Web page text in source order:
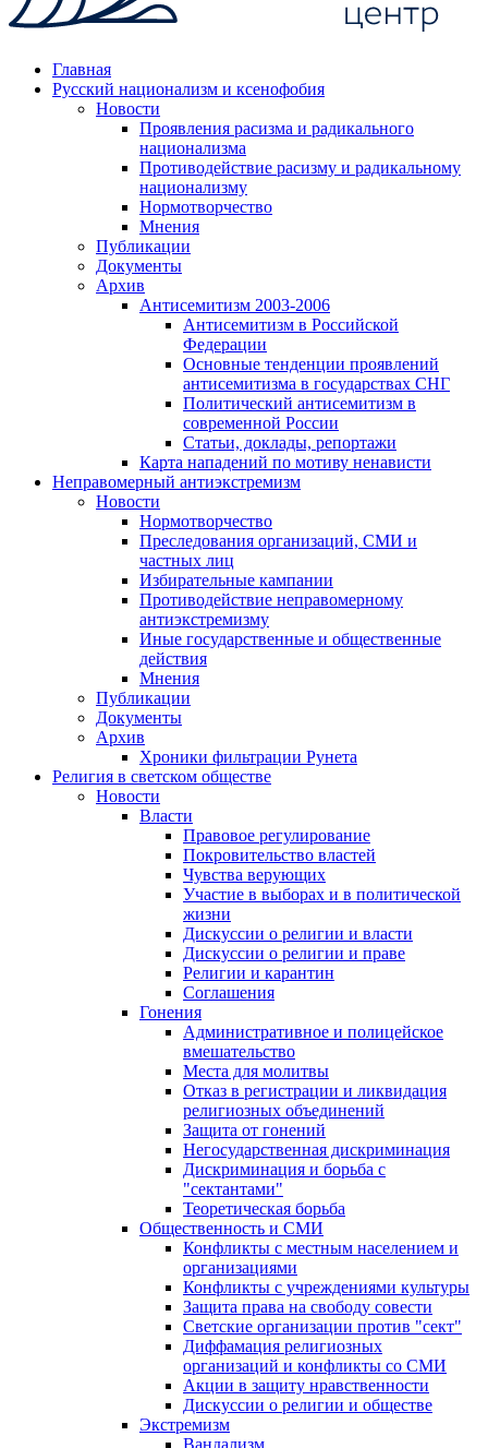
Главная
Русский национализм и ксенофобия
Новости
Проявления расизма и радикального
национализма
Противодействие расизму и радикальному
национализму
Нормотворчество
Мнения
Публикации
Документы
Архив
Антисемитизм 2003-2006
Антисемитизм в Российской
Федерации
Основные тенденции проявлений
антисемитизма в государствах СНГ
Политический антисемитизм в
современной России
Статьи, доклады, репортажи
Карта нападений по мотиву ненависти
Неправомерный антиэкстремизм
Новости
Нормотворчество
Преследования организаций, СМИ и
частных лиц
Избирательные кампании
Противодействие неправомерному
антиэкстремизму
Иные государственные и общественные
действия
Мнения
Публикации
Документы
Архив
Хроники фильтрации Рунета
Религия в светском обществе
Новости
Власти
Правовое регулирование
Покровительство властей
Чувства верующих
Участие в выборах и в политической
жизни
Дискуссии о религии и власти
Дискуссии о религии и праве
Религии и карантин
Соглашения
Гонения
Административное и полицейское
вмешательство
Места для молитвы
Отказ в регистрации и ликвидация
религиозных объединений
Защита от гонений
Негосударственная дискриминация
Дискриминация и борьба с
"сектантами"
Теоретическая борьба
Общественность и СМИ
Конфликты с местным населением и
организациями
Конфликты с учреждениями культуры
Защита права на свободу совести
Светские организации против "сект"
Диффамация религиозных
организаций и конфликты со СМИ
Акции в защиту нравственности
Дискуссии о религии и обществе
Экстремизм